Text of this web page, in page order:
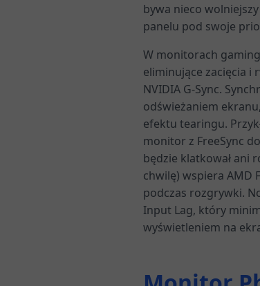
bywa nieco
panelu pod swoje
W monitorach
eliminujące zacięcia i
NVIDIA G-Sync.
odświeżaniem
efektu tearingu.
monitor z FreeSync
będzie klatkował ani
chwilę) wspiera AMD
podczas rozgrywki.
Input Lag, który
wyświetleniem na